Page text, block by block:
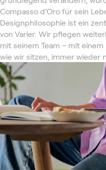
Compasso d’Oro für sein
Designphilosophie ist ein
von Varier. Wir pflegen
mit seinem Team – mit
wie wir sitzen, immer wieder